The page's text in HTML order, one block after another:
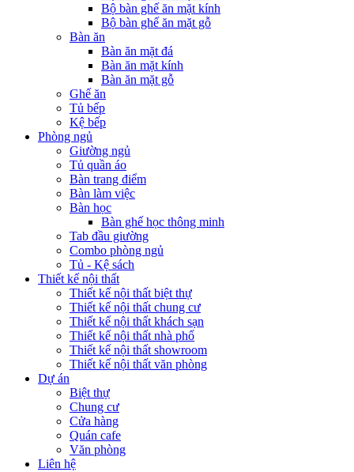
Bộ bàn ghế ăn mặt kính
Bộ bàn ghế ăn mặt gỗ
Bàn ăn
Bàn ăn mặt đá
Bàn ăn mặt kính
Bàn ăn mặt gỗ
Ghế ăn
Tủ bếp
Kệ bếp
Phòng ngủ
Giường ngủ
Tủ quần áo
Bàn trang điểm
Bàn làm việc
Bàn học
Bàn ghế học thông minh
Tab đầu giường
Combo phòng ngủ
Tủ - Kệ sách
Thiết kế nội thất
Thiết kế nội thất biệt thự
Thiết kế nội thất chung cư
Thiết kế nội thất khách sạn
Thiết kế nội thất nhà phố
Thiết kế nội thất showroom
Thiết kế nội thất văn phòng
Dự án
Biệt thự
Chung cư
Cửa hàng
Quán cafe
Văn phòng
Liên hệ